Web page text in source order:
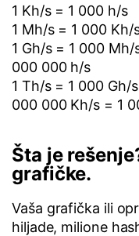
1 Kh/s = 1 000 h/s
1 Mh/s = 1 000
1 Gh/s = 1 000
000 000 h/s
1 Th/s = 1 000 Gh/
000 000 Kh/s = 1
Šta je
grafičke.
Vaša grafička ili
hiljade, milione